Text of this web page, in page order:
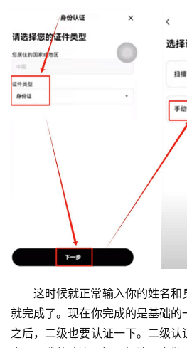
这时候就正常输入你的姓名和
就完成了。现在你完成的是基础
之后，二级也要认证一下。二级